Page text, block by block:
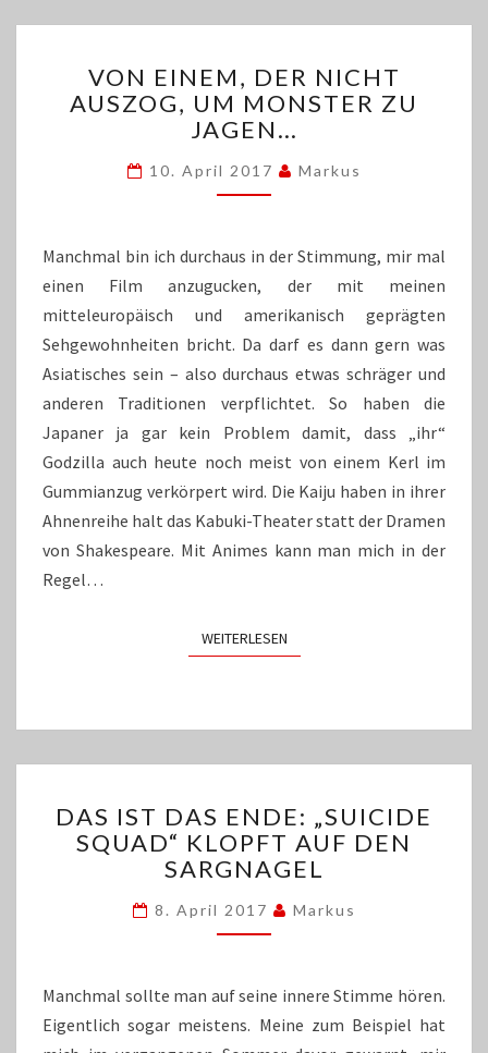
EINEM,
DER
NICHT
UM
MONSTER
VON EINEM, DER NICHT
AUSZOG, UM MONSTER ZU
JAGEN…
10. April 2017 Markus
Manchmal bin ich durchaus in der Stimmung, mir mal
einen Film anzugucken, der mit meinen
mitteleuropäisch und amerikanisch geprägten
Sehgewohnheiten bricht. Da darf es dann gern was
Asiatisches sein – also durchaus etwas schräger und
anderen Traditionen verpflichtet. So haben die
Japaner ja gar kein Problem damit, dass „ihr“
Godzilla auch heute noch meist von einem Kerl im
Gummianzug verkörpert wird. Die Kaiju haben in ihrer
Ahnenreihe halt das Kabuki-Theater statt der Dramen
von Shakespeare. Mit Animes kann man mich in der
Regel…
WEITERLESENWEITERLESEN
IST
DAS
ENDE:
SQUAD“
KLOPFT
SARGNAGEL
DAS IST DAS ENDE: „SUICIDE
SQUAD“ KLOPFT AUF DEN
SARGNAGEL
8. April 2017 Markus
Manchmal sollte man auf seine innere Stimme hören.
Eigentlich sogar meistens. Meine zum Beispiel hat